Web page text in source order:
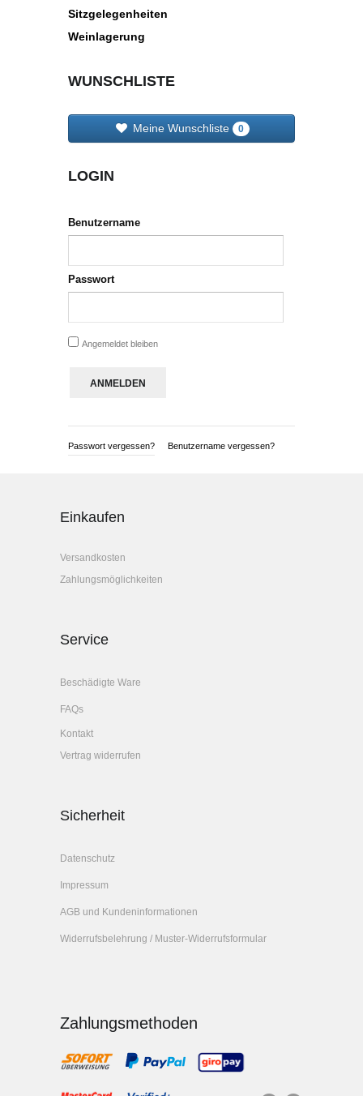
Sitzgelegenheiten
Weinlagerung
WUNSCHLISTE
Meine Wunschliste 0
LOGIN
Benutzername
Passwort
Angemeldet bleiben
Passwort vergessen? Benutzername vergessen?
Einkaufen
Versandkosten
Zahlungsmöglichkeiten
Service
Beschädigte Ware
FAQs
Kontakt
Vertrag widerrufen
Sicherheit
Datenschutz
Impressum
AGB und Kundeninformationen
Widerrufsbelehrung / Muster-Widerrufsformular
Zahlungsmethoden